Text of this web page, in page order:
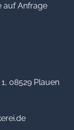
auf Anfrage
08529 Plauen